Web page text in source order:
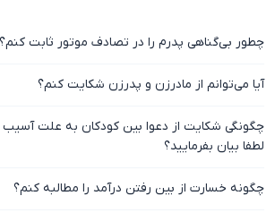
چطور بی‌گناهی پدرم را در تصادف موتور ثابت کنم؟
آیا می‌توانم از مادرزن و پدرزن شکایت کنم؟
چگونگی شکایت از دعوا بین کودکان به علت آسیب
لطفا بیان بفرمایید؟
چگونه خسارت از بین رفتن درآمد را مطالبه کنم؟